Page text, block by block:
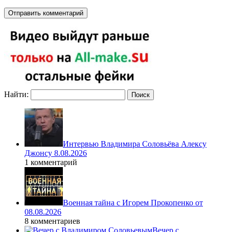
Найти:
Интервью Владимира Соловьёва Алексу
Джонсу 8.08.2026
1 комментарий
Военная тайна с Игорем Прокопенко от
08.08.2026
8 комментариев
Вечер с